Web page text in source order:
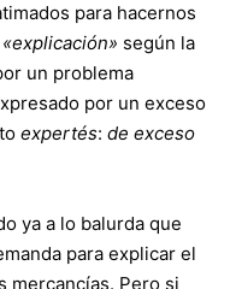
para hacernos
«explicación» según la
un problema
por un exceso
expertés: de exceso
ya a lo balurda que
para explicar el
mercancías. Pero si